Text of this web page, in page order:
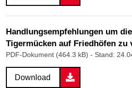
Handlungsempfehlungen um
Tigermücken auf Friedhöfen zu
PDF-Dokument (464.3 kB) - Stand:
Download